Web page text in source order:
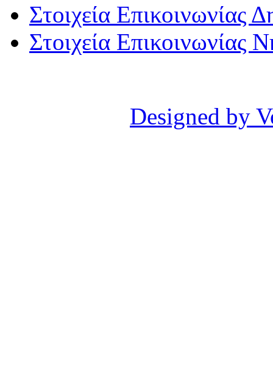
Στοιχεία Επικοινωνίας
Στοιχεία Επικοινωνίας
Designed by